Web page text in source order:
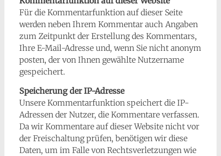
Für die Kommentarfunktion auf dieser Seite
werden neben Ihrem Kommentar auch Angaben
zum Zeitpunkt der Erstellung des Kommentars,
Ihre E-Mail-Adresse und, wenn Sie nicht anonym
posten, der von Ihnen gewählte Nutzername
gespeichert.
Speicherung der IP-Adresse
Unsere Kommentarfunktion speichert die IP-
Adressen der Nutzer, die Kommentare verfassen.
Da wir Kommentare auf dieser Website nicht vor
der Freischaltung prüfen, benötigen wir diese
Daten, um im Falle von Rechtsverletzungen wie